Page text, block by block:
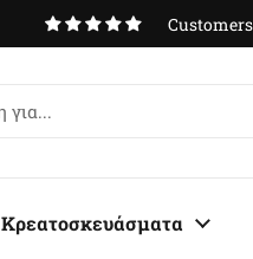
Κρεατοσκευάσματα